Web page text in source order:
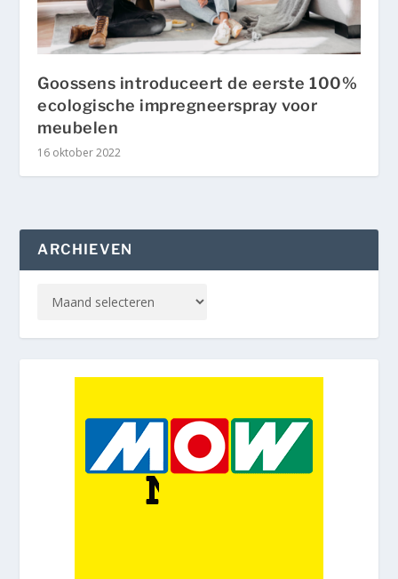
Goossens introduceert de eerste 100%
ecologische impregneerspray voor
meubelen
16 oktober 2022
ARCHIEVEN